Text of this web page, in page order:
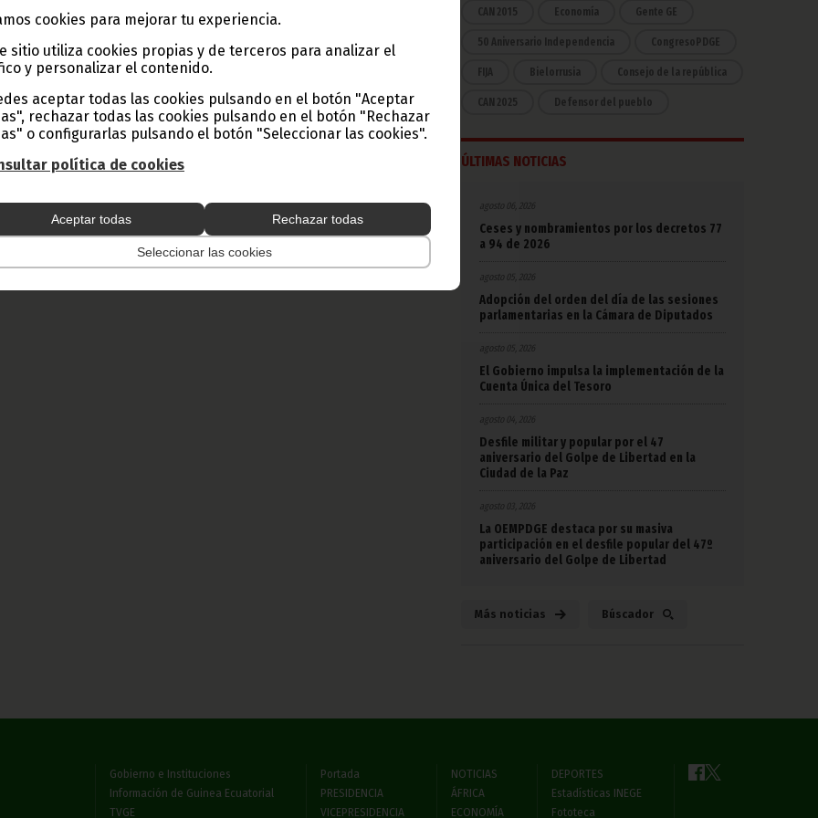
cookies para mejorar tu experiencia.
sitio utiliza cookies propias y de terceros para analizar el
y personalizar el contenido.
aceptar todas las cookies pulsando en el botón "Aceptar
rechazar todas las cookies pulsando en el botón "Rechazar
o configurarlas pulsando el botón "Seleccionar las cookies".
política de cookies
Aceptar todas Rechazar todas
Seleccionar las cookies
a los resultados de las elecciones; el terrorismo y la inseguridad;
financiera internacional; la corrupción; el paro, especialmente de los
catástrofes naturales plantean graves incertidumbres sobre el porvenir
varios miembros parlamentarios procedentes de Senegal, Argelia,
Etiopía, Marruecos, Nigeria, República Democrática del Congo, Guinea
Onguene y Sarilusi Tarifa King.
Onguene.
Prensa de Guinea Ecuatorial (D. G. Base Internet).
CAN 2015 Economía Gente GE
50 Aniversario Independencia CongresoPDGE
FIJA Bielorrusia Consejo de la república
CAN 2025 Defensor del pueblo
ÚLTIMAS NOTICIAS
agosto 06, 2026
Ceses y nombramientos por los decretos 77
a 94 de 2026
agosto 05, 2026
Adopción del orden del día de las sesiones
parlamentarias en la Cámara de Diputados
agosto 05, 2026
El Gobierno impulsa la implementación de la
Cuenta Única del Tesoro
agosto 04, 2026
Desfile militar y popular por el 47
aniversario del Golpe de Libertad en la
Ciudad de la Paz
agosto 03, 2026
La OEMPDGE destaca por su masiva
participación en el desfile popular del 47º
aniversario del Golpe de Libertad
Más noticias Búscador
Gobierno e Instituciones
Información de Guinea Ecuatorial
TVGE
Portada
PRESIDENCIA
VICEPRESIDENCIA
NOTICIAS
ÁFRICA
ECONOMÍA
DEPORTES
Estadísticas INEGE
Fototeca